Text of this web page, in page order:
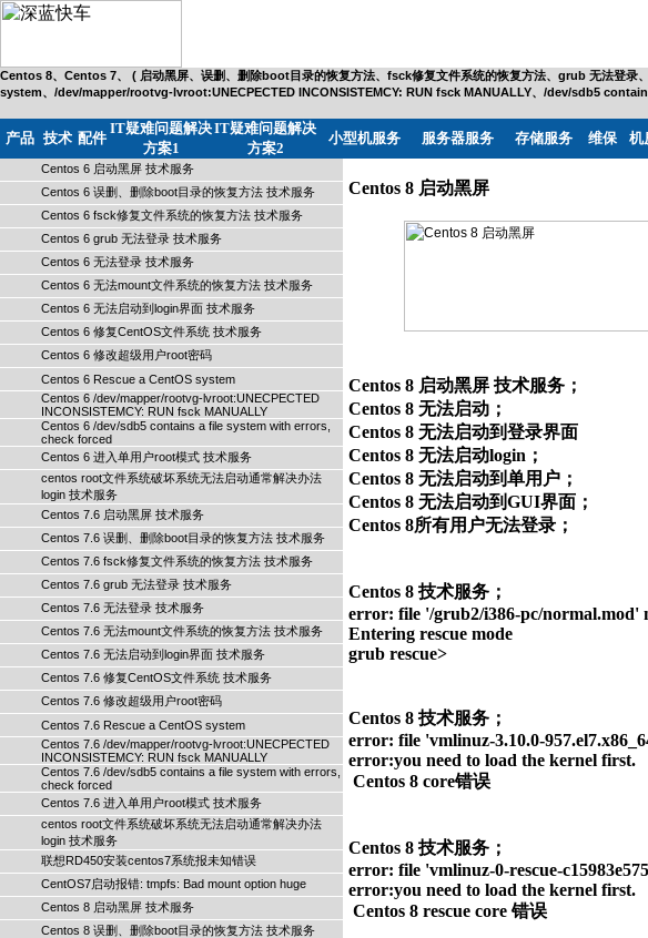
Centos 8、Centos 7、 ( 启动黑屏、误删、删除boot目录的恢复方法、fsck修复文件系统的恢复方法、grub 无法登
system、/dev/mapper/rootvg-lvroot:UNECPECTED INCONSISTEMCY: RUN fsck MANUALLY、/dev/sdb5
产品 技术 配件
IT疑难问题解决
方案1
IT疑难问题解决
方案2
小型机服务 服务器服务 存储服务 维保 机
Centos 6 启动黑屏 技术服务
Centos 6 误删、删除boot目录的恢复方法 技术服务
Centos 6 fsck修复文件系统的恢复方法 技术服务
Centos 6 grub 无法登录 技术服务
Centos 6 无法登录 技术服务
Centos 6 无法mount文件系统的恢复方法 技术服务
Centos 6 无法启动到login界面 技术服务
Centos 6 修复CentOS文件系统 技术服务
Centos 6 修改超级用户root密码
Centos 6 Rescue a CentOS system
Centos 6 /dev/mapper/rootvg-lvroot:UNECPECTED
INCONSISTEMCY: RUN fsck MANUALLY
Centos 6 /dev/sdb5 contains a file system with errors,
check forced
Centos 6 进入单用户root模式 技术服务
centos root文件系统破坏系统无法启动通常解决办法
login 技术服务
Centos 7.6 启动黑屏 技术服务
Centos 7.6 误删、删除boot目录的恢复方法 技术服务
Centos 7.6 fsck修复文件系统的恢复方法 技术服务
Centos 7.6 grub 无法登录 技术服务
Centos 7.6 无法登录 技术服务
Centos 7.6 无法mount文件系统的恢复方法 技术服务
Centos 7.6 无法启动到login界面 技术服务
Centos 7.6 修复CentOS文件系统 技术服务
Centos 7.6 修改超级用户root密码
Centos 7.6 Rescue a CentOS system
Centos 7.6 /dev/mapper/rootvg-lvroot:UNECPECTED
INCONSISTEMCY: RUN fsck MANUALLY
Centos 7.6 /dev/sdb5 contains a file system with errors,
check forced
Centos 7.6 进入单用户root模式 技术服务
centos root文件系统破坏系统无法启动通常解决办法
login 技术服务
联想RD450安装centos7系统报未知错误
CentOS7启动报错: tmpfs: Bad mount option huge
Centos 8 启动黑屏 技术服务
Centos 8 误删、删除boot目录的恢复方法 技术服务
Centos 8 启动黑屏
Centos 8 启动黑屏 技术服务；
Centos 8 无法启动；
Centos 8 无法启动到登录界面
Centos 8 无法启动login；
Centos 8 无法启动到单用户；
Centos 8 无法启动到GUI界面；
Centos 8 技术服务；
error: file '/grub2/i386-pc/normal.mod'
Entering rescue mode
Centos 8 技术服务；
error: file 'vmlinuz-3.10.0-
error:you need to load the kernel first.
Centos 8 技术服务；
error: file 'vmlinuz-0-rescue-
error:you need to load the kernel first.